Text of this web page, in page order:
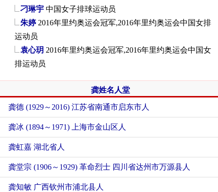
刁琳宇 中国女子排球运动员
朱婷 2016年里约奥运会冠军,2016年里约奥运会中国女排
运动员
袁心玥 2016年里约奥运会冠军,2016年里约奥运会中国女
排运动员
龚姓名人堂
龚德 (1929～2016) 江苏省南通市启东市人
龚冰 (1894～1971) 上海市金山区人
龚虹嘉 湖北省人
龚堂宗 (1906～1929) 革命烈士 四川省达州市万源县人
龚知敏 广西钦州市浦北县人